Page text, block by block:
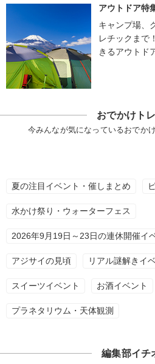
アウトドア特
キャンプ場、
レチックまで
きるアウトド
おでかけト
今みんなが気になっているおでか
夏の注目イベント・催しまとめ
水かけ祭り・ウォーターフェス
2026年9月19日～23日の連休開催イ
アジサイの見頃 リアル謎解きイ
スイーツイベント お酒イベント
プラネタリウム・天体観測
編集部イチ